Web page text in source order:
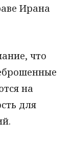
Ирана
что
на
для